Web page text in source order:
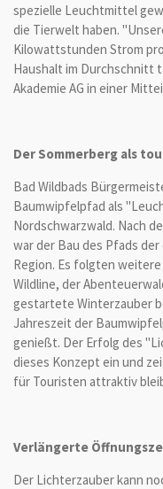
spezielle Leuchtmittel
die Tierwelt haben.
Kilowattstunden Strom
Haushalt im Durchschnitt
Akademie AG in einer
Der Sommerberg als
Bad Wildbads
Baumwipfelpfad als
Nordschwarzwald. Nach
war der Bau des Pfads
Region. Es folgten
Wildline, der
gestartete Winterzauber
Jahreszeit der
genießt. Der Erfolg des
dieses Konzept ein und
für Touristen attraktiv
Verlängerte
Der Lichterzauber kann